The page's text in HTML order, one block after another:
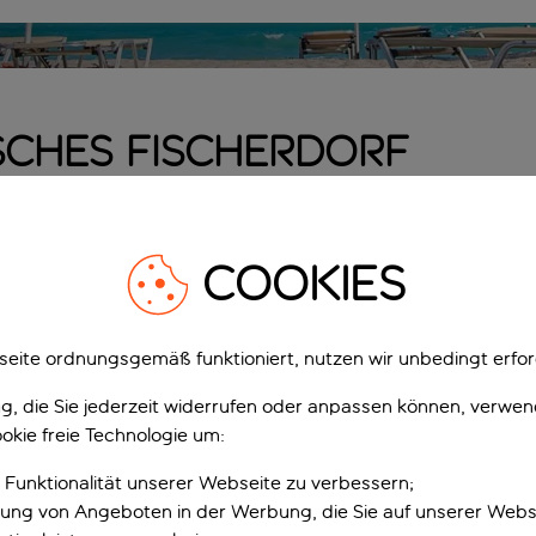
Fischerdorf
ein Paradies für Strandbegeisterte. Mit seinem
zu entspannen und dem Alltag zu entkommen. Ligia liegt
in denen man einen starken griechischen Kaffee
ruhige Wasser machen es zu einem idealen
der Stadt Lefkada sind nicht weit entfernt – in nur 6
in Ligia ist in den letzten Jahren immer beliebter
zauberhaften Charakter bewahrt.
UND
COOKIES
ordnungsgemäß funktioniert, nutzen wir unbedingt
die Sie jederzeit widerrufen oder anpassen können,
freie Technologie um:
unserer Webseite zu verbessern;
von Angeboten in der Werbung, die Sie auf unserer